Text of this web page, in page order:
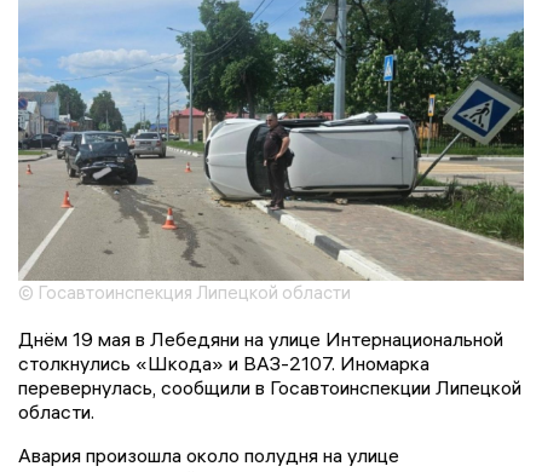
© Госавтоинспекция Липецкой области
Днём 19 мая в Лебедяни на улице Интернациональной
столкнулись «Шкода» и ВАЗ-2107. Иномарка
перевернулась, сообщили в Госавтоинспекции Липецкой
области.
Авария произошла около полудня на улице